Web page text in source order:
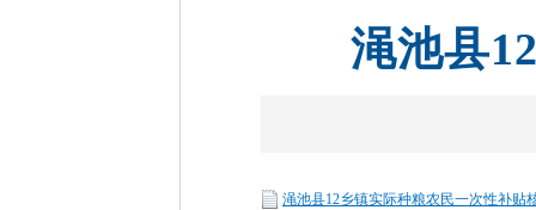
渑池县
渑池县12乡镇实际种粮农民一次性补贴